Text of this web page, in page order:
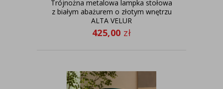
Trójnożna metalowa lampka stołowa
z białym abażurem o złotym wnętrzu
ALTA VELUR
425,00 zł